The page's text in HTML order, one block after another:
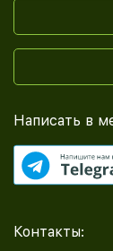
Написать в
Контакты: